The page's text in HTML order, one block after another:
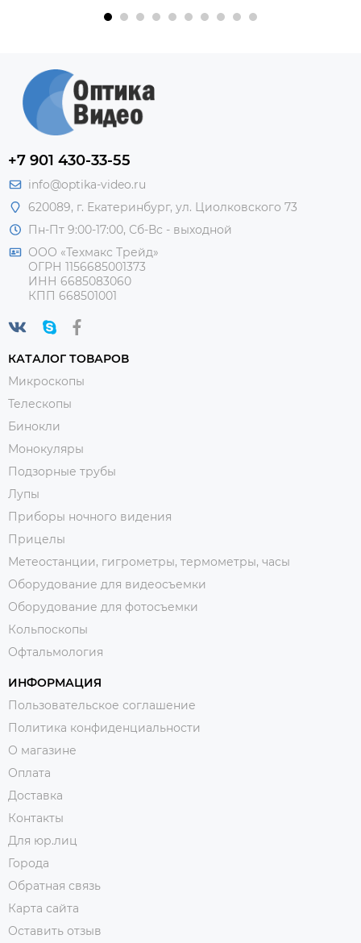
+7 901 430-33-55
info@optika-video.ru
620089, г. Екатеринбург, ул. Циолковского 73
Пн-Пт 9:00-17:00, Сб-Вс - выходной
ООО «Техмакс Трейд»
ОГРН 1156685001373
ИНН 6685083060
КПП 668501001
КАТАЛОГ ТОВАРОВ
Микроскопы
Телескопы
Бинокли
Монокуляры
Подзорные трубы
Лупы
Приборы ночного видения
Прицелы
Метеостанции, гигрометры, термометры, часы
Оборудование для видеосъемки
Оборудование для фотосъемки
Кольпоскопы
Офтальмология
ИНФОРМАЦИЯ
Пользовательское соглашение
Политика конфиденциальности
О магазине
Оплата
Доставка
Контакты
Для юр.лиц
Города
Обратная связь
Карта сайта
Оставить отзыв